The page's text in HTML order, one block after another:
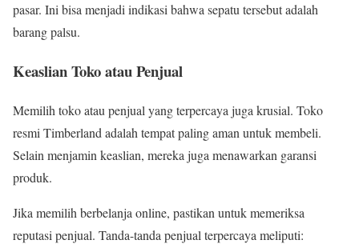
pasar. Ini bisa menjadi indikasi bahwa sepatu tersebut adalah
barang palsu.
Keaslian Toko atau Penjual
Memilih toko atau penjual yang terpercaya juga krusial. Toko
resmi Timberland adalah tempat paling aman untuk membeli.
Selain menjamin keaslian, mereka juga menawarkan garansi
produk.
Jika memilih berbelanja online, pastikan untuk memeriksa
reputasi penjual. Tanda-tanda penjual terpercaya meliputi: